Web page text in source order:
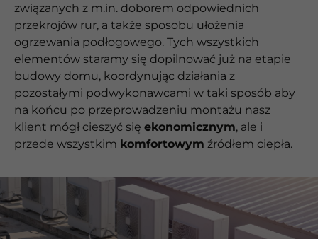
związanych z m.in. doborem odpowiednich
przekrojów rur, a także sposobu ułożenia
ogrzewania podłogowego. Tych wszystkich
elementów staramy się dopilnować już na etapie
budowy domu, koordynując działania z
pozostałymi podwykonawcami w taki sposób aby
na końcu po przeprowadzeniu montażu nasz
klient mógł cieszyć się ekonomicznym, ale i
przede wszystkim komfortowym źródłem ciepła.